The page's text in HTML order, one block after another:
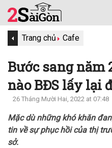
Trang chủ Cafe
Bước sang năm
nào BĐS lấy lại
26 Tháng Mười Hai, 2022 at 07:48
Mặc dù những khó khăn
tin về sự phục hồi của thị
sở.